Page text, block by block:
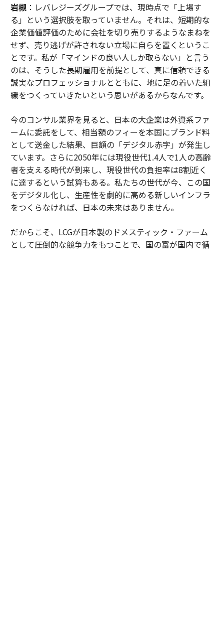
岩槻：レバレジーズグループでは、現時点で「上場す
る」という選択肢を取っていません。それは、短期的な
企業価値評価のために会社を切り売りするようなまねを
せず、売り逃げが許されない立場に自らを置くというこ
とです。私が「マインドの良い人しか取らない」と言う
のは、そうした長期雇用を前提として、真に信頼できる
誠実なプロフェッショナルとともに、地に足の着いた組
織をつくっていきたいという思いがあるからなんです。
今のコンサル業界を見ると、日本の大企業は外資系ファ
ームに委託をして、相当額のフィーを本国にブランド料
として送金した結果、巨額の「デジタル赤字」が発生し
ています。さらに2050年には現役世代1.4人で1人の高齢
者を支える時代が到来し、現役世代の負担率は8割近く
に達するという試算もある。私たちの世代が今、この国
をデジタル化し、生産性を劇的に高める新しいインフラ
をつくらなければ、日本の未来はありません。
だからこそ、LCGが日本製のドメスティック・ファーム
として圧倒的な競争力をもつことで、国の富が国内で循